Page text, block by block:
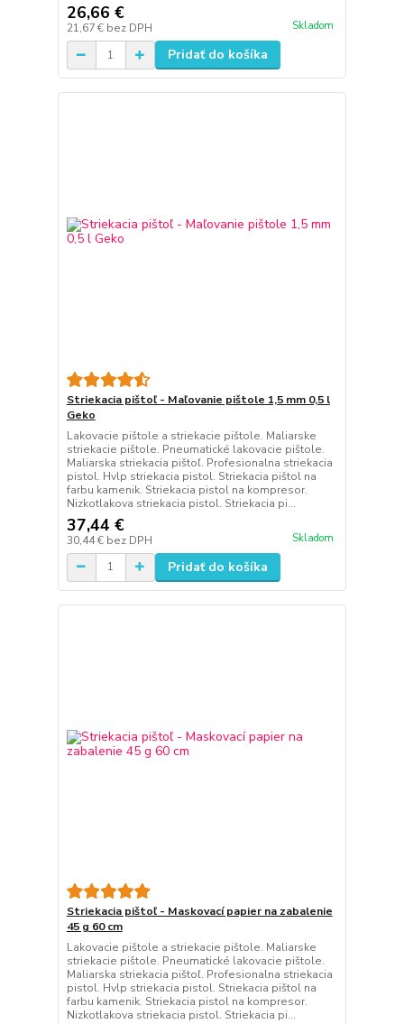
26,66 €
21,67 € bez DPH Skladom
Pridať do košíka
Striekacia pištoľ - Maľovanie pištole 1,5 mm 0,5 l
Geko
Lakovacie pištole a striekacie pištole. Maliarske
striekacie pištole. Pneumatické lakovacie pištole.
Maliarska striekacia pištoľ. Profesionalna striekacia
pistol. Hvlp striekacia pistol. Striekacia pištol na
farbu kamenik. Striekacia pistol na kompresor.
Nizkotlakova striekacia pistol. Striekacia pi...
37,44 €
30,44 € bez DPH Skladom
Pridať do košíka
Striekacia pištoľ - Maskovací papier na zabalenie
45 g 60 cm
Lakovacie pištole a striekacie pištole. Maliarske
striekacie pištole. Pneumatické lakovacie pištole.
Maliarska striekacia pištoľ. Profesionalna striekacia
pistol. Hvlp striekacia pistol. Striekacia pištol na
farbu kamenik. Striekacia pistol na kompresor.
Nizkotlakova striekacia pistol. Striekacia pi...